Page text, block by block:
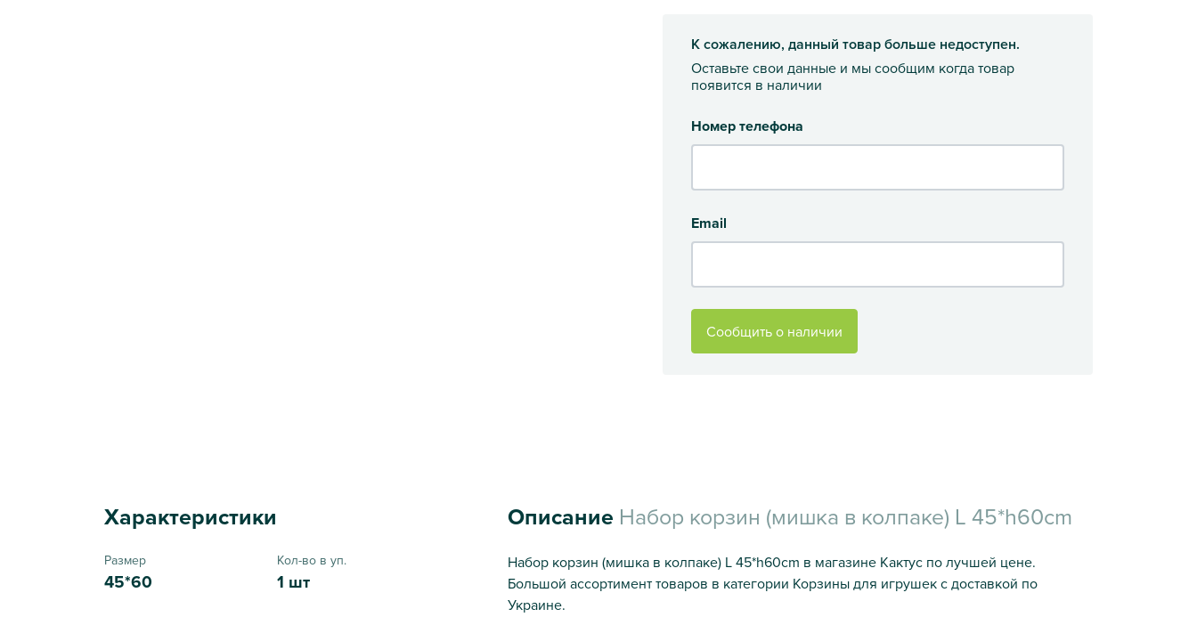
К сожалению, данный товар больше недоступен.
Оставьте свои данные и мы сообщим когда товар
появится в наличии
Номер телефона
Email
Сообщить о наличии
Характеристики
Размер
45*60
Кол-во в уп.
1 шт
Описание Набор корзин (мишка в колпаке) L 45*h60cm
Набор корзин (мишка в колпаке) L 45*h60cm в магазине Кактус по лучшей цене.
Большой ассортимент товаров в категории Корзины для игрушек с доставкой по
Украине.